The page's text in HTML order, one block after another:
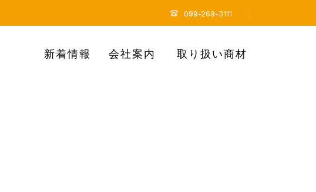
099-269-3111
新着情報 会社案内 取り扱い商材